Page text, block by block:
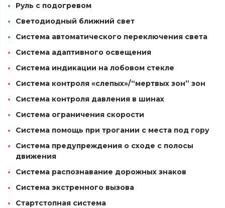
Руль с подогревом
Светодиодный ближний свет
Система автоматического переключения света
Система адаптивного освещения
Система индикации на лобовом стекле
Система контроля «слепых»/“мертвых зон” зон
Система контроля давления в шинах
Система ограничения скорости
Система помощь при трогании с места под гору
Система предупреждения о сходе с полосы
движения
Система распознавание дорожных знаков
Система экстренного вызова
Стартстопная система